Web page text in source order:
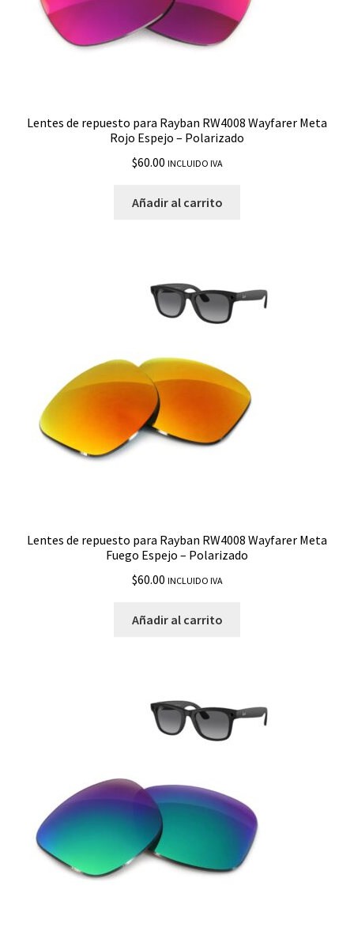
Lentes de repuesto para Rayban RW4008 Wayfarer Meta
Rojo Espejo – Polarizado
$60.00 INCLUIDO IVA
Añadir al carrito
Lentes de repuesto para Rayban RW4008 Wayfarer Meta
Fuego Espejo – Polarizado
$60.00 INCLUIDO IVA
Añadir al carrito